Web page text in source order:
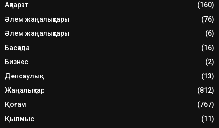
Ақпарат
(160)
Әлем жаңалықтары
(76)
Әлем жаңалықтары
(6)
Басқада
(16)
Бизнес
(2)
Денсаулық
(13)
Жаңалықтар
(812)
Қоғам
(767)
Қылмыс
(11)